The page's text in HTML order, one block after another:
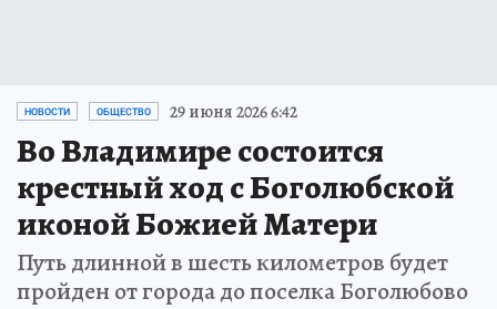
НОВОСТИ ОБЩЕСТВО 29 июня 2026 6:42
Во Владимире состоится
крестный ход с Боголюбской
иконой Божией Матери
Путь длинной в шесть километров будет
пройден от города до поселка Боголюбово